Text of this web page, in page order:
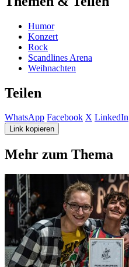
Humor
Konzert
Rock
Scandlines Arena
Weihnachten
Teilen
WhatsApp Facebook X LinkedIn
Link kopieren
Mehr zum Thema